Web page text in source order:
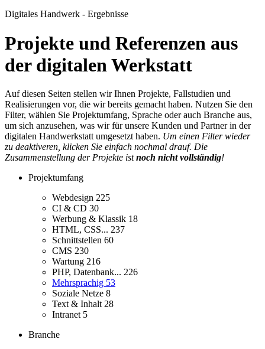
Digitales Handwerk - Ergebnisse
Projekte und Referenzen aus
der digitalen Werkstatt
Auf diesen Seiten stellen wir Ihnen Projekte, Fallstudien und
Realisierungen vor, die wir bereits gemacht haben. Nutzen Sie den
Filter, wählen Sie Projektumfang, Sprache oder auch Branche aus,
um sich anzusehen, was wir für unsere Kunden und Partner in der
digitalen Handwerkstatt umgesetzt haben. Um einen Filter wieder
zu deaktiveren, klicken Sie einfach nochmal drauf. Die
Zusammenstellung der Projekte istnoch nicht vollständig!
Projektumfang
Webdesign 225
CI & CD 30
Werbung & Klassik 18
HTML, CSS... 237
Schnittstellen 60
CMS 230
Wartung 216
PHP, Datenbank... 226
Mehrsprachig 53
Soziale Netze 8
Text & Inhalt 28
Intranet 5
Branche